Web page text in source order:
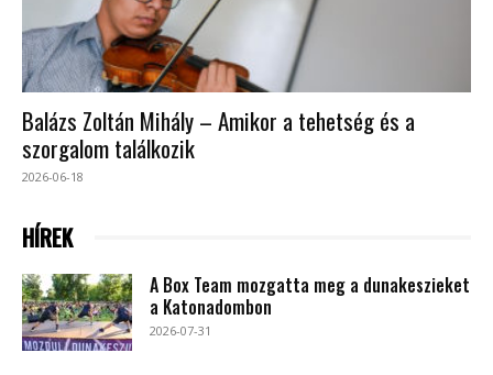
Balázs Zoltán Mihály – Amikor a tehetség és a
szorgalom találkozik
2026-06-18
HÍREK
A Box Team mozgatta meg a dunakeszieket
a Katonadombon
2026-07-31